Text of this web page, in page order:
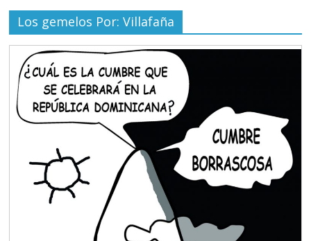
Los gemelos Por: Villafaña